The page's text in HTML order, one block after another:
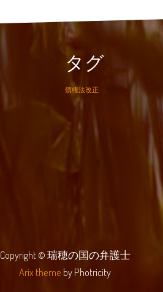
タグ
債権法改正
Copyright © 瑞穂の国の弁護士
Arix theme by Photricity